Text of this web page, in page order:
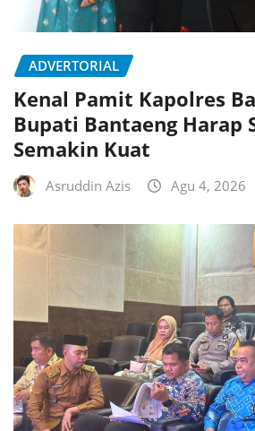
ADVERTORIAL
Kenal Pamit Kapolres
Bupati Bantaeng Harap
Semakin Kuat
Asruddin Azis Agu 4, 2026